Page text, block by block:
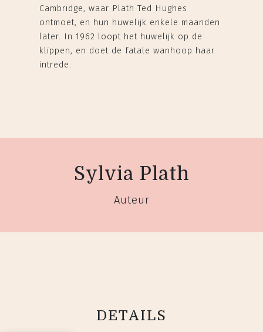
Cambridge, waar Plath Ted Hughes
ontmoet, en hun huwelijk enkele maanden
later. In 1962 loopt het huwelijk op de
klippen, en doet de fatale wanhoop haar
intrede.
Sylvia Plath
Auteur
DETAILS